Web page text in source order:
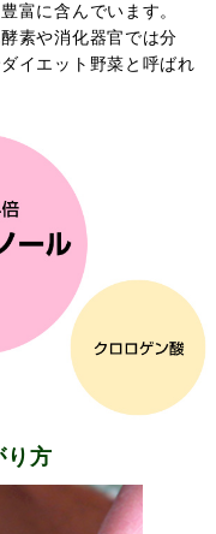
富に含んでいます。
素や消化器官では分
イエット野菜と呼ばれ
り方